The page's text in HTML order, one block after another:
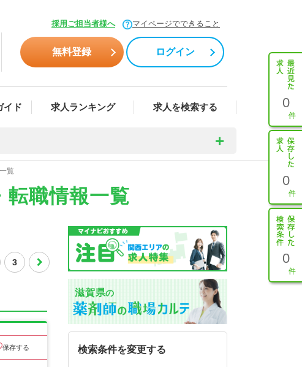
採用ご担当者様へ マイページでできること
無料登録 ログイン
イド 求人ランキング 求人を検索する 0
0
0
覧
転職情報一覧
3
保存する
滋賀県の
検索条件を変更する